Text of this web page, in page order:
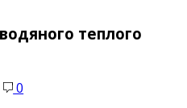
теплого
0